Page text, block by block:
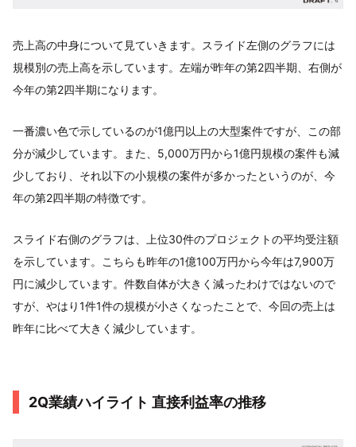
売上高の中身について見ていきます。スライド左側のグラフには
規模別の売上高を示しています。左端が昨年の第2四半期、右側が
今年の第2四半期になります。
一番濃い色で示しているのが1億円以上の大型案件ですが、この部
分が減少しています。また、5,000万円から1億円規模の案件も減
少しており、それ以下の小規模の案件が多かったというのが、今
年の第2四半期の特徴です。
スライド右側のグラフは、上位30件のプロジェクトの平均受注額
を示しています。こちらも昨年の1億100万円から今年は7,900万
円に減少しています。件数自体が大きく減ったわけではないので
すが、やはり1件1件の規模が小さくなったことで、今回の売上は
昨年に比べて大きく減少しています。
2Q業績ハイライト 直接利益率の推移